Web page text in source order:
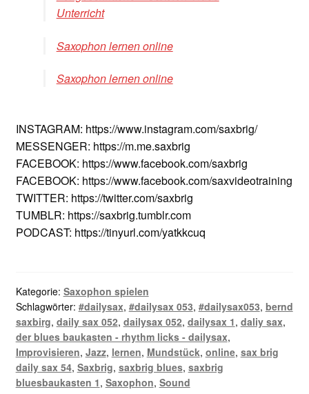
Unterricht
Saxophon lernen online
Saxophon lernen online
INSTAGRAM: https://www.instagram.com/saxbrig/
MESSENGER: https://m.me.saxbrig
FACEBOOK: https://www.facebook.com/saxbrig
FACEBOOK: https://www.facebook.com/saxvideotraining
TWITTER: https://twitter.com/saxbrig
TUMBLR: https://saxbrig.tumblr.com
PODCAST: https://tinyurl.com/yatkkcuq
Kategorie: Saxophon spielen
Schlagwörter: #dailysax, #dailysax 053, #dailysax053, bernd
saxbirg, daily sax 052, dailysax 052, dailysax 1, daliy sax,
der blues baukasten - rhythm licks - dailysax,
Improvisieren, Jazz, lernen, Mundstück, online, sax brig
daily sax 54, Saxbrig, saxbrig blues, saxbrig
bluesbaukasten 1, Saxophon, Sound